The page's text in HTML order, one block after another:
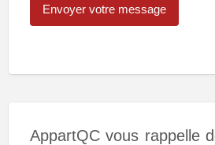
AppartQC vous rappelle